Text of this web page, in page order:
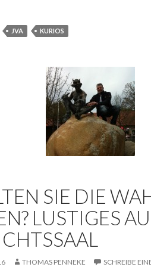
JVA KURIOS
SIE DIE
LUSTIGES
THOMAS PENNEKE SCHREIBE